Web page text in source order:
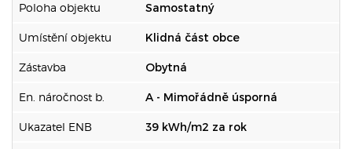
Poloha objektu Samostatný
Umístění objektu Klidná část obce
Zástavba Obytná
En. náročnost b. A - Mimořádně úsporná
Ukazatel ENB 39 kWh/m2 za rok